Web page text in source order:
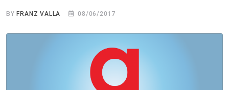
BYFRANZ VALLA 08/06/2017